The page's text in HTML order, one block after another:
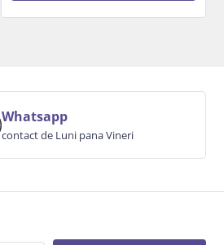
Whatsapp
contact de Luni pana Vineri